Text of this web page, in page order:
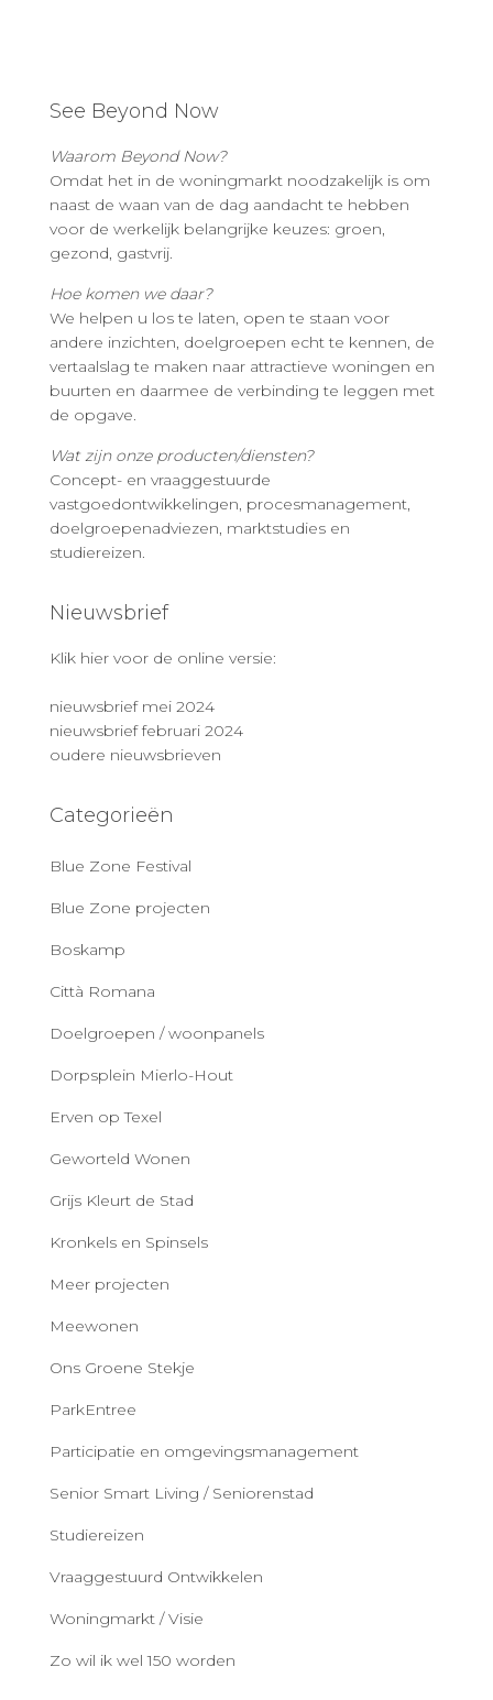
See Beyond Now
Waarom Beyond Now?
Omdat het in de woningmarkt noodzakelijk is om
naast de waan van de dag aandacht te hebben
voor de werkelijk belangrijke keuzes: groen,
gezond, gastvrij.
Hoe komen we daar?
We helpen u los te laten, open te staan voor
andere inzichten, doelgroepen echt te kennen, de
vertaalslag te maken naar attractieve woningen en
buurten en daarmee de verbinding te leggen met
de opgave.
Wat zijn onze producten/diensten?
Concept- en vraaggestuurde
vastgoedontwikkelingen, procesmanagement,
doelgroepenadviezen, marktstudies en
studiereizen.
Nieuwsbrief
Klik hier voor de online versie:
nieuwsbrief mei 2024
nieuwsbrief februari 2024
oudere nieuwsbrieven
Categorieën
Blue Zone Festival
Blue Zone projecten
Boskamp
Città Romana
Doelgroepen / woonpanels
Dorpsplein Mierlo-Hout
Erven op Texel
Geworteld Wonen
Grijs Kleurt de Stad
Kronkels en Spinsels
Meer projecten
Meewonen
Ons Groene Stekje
ParkEntree
Participatie en omgevingsmanagement
Senior Smart Living / Seniorenstad
Studiereizen
Vraaggestuurd Ontwikkelen
Woningmarkt / Visie
Zo wil ik wel 150 worden